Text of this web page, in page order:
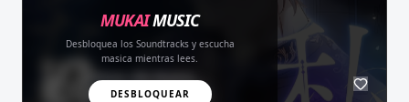
MUKAIMUSIC
Desbloquea los Soundtracks y escucha
masica mientras lees.
DESBLOQUEAR
Amor del Bueno
BALADA